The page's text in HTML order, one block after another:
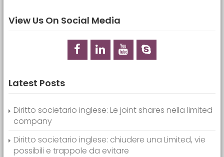
View Us On Social Media
Latest Posts
Diritto societario inglese: Le joint shares nella limited
company
Diritto societario inglese: chiudere una Limited, vie
possibili e trappole da evitare